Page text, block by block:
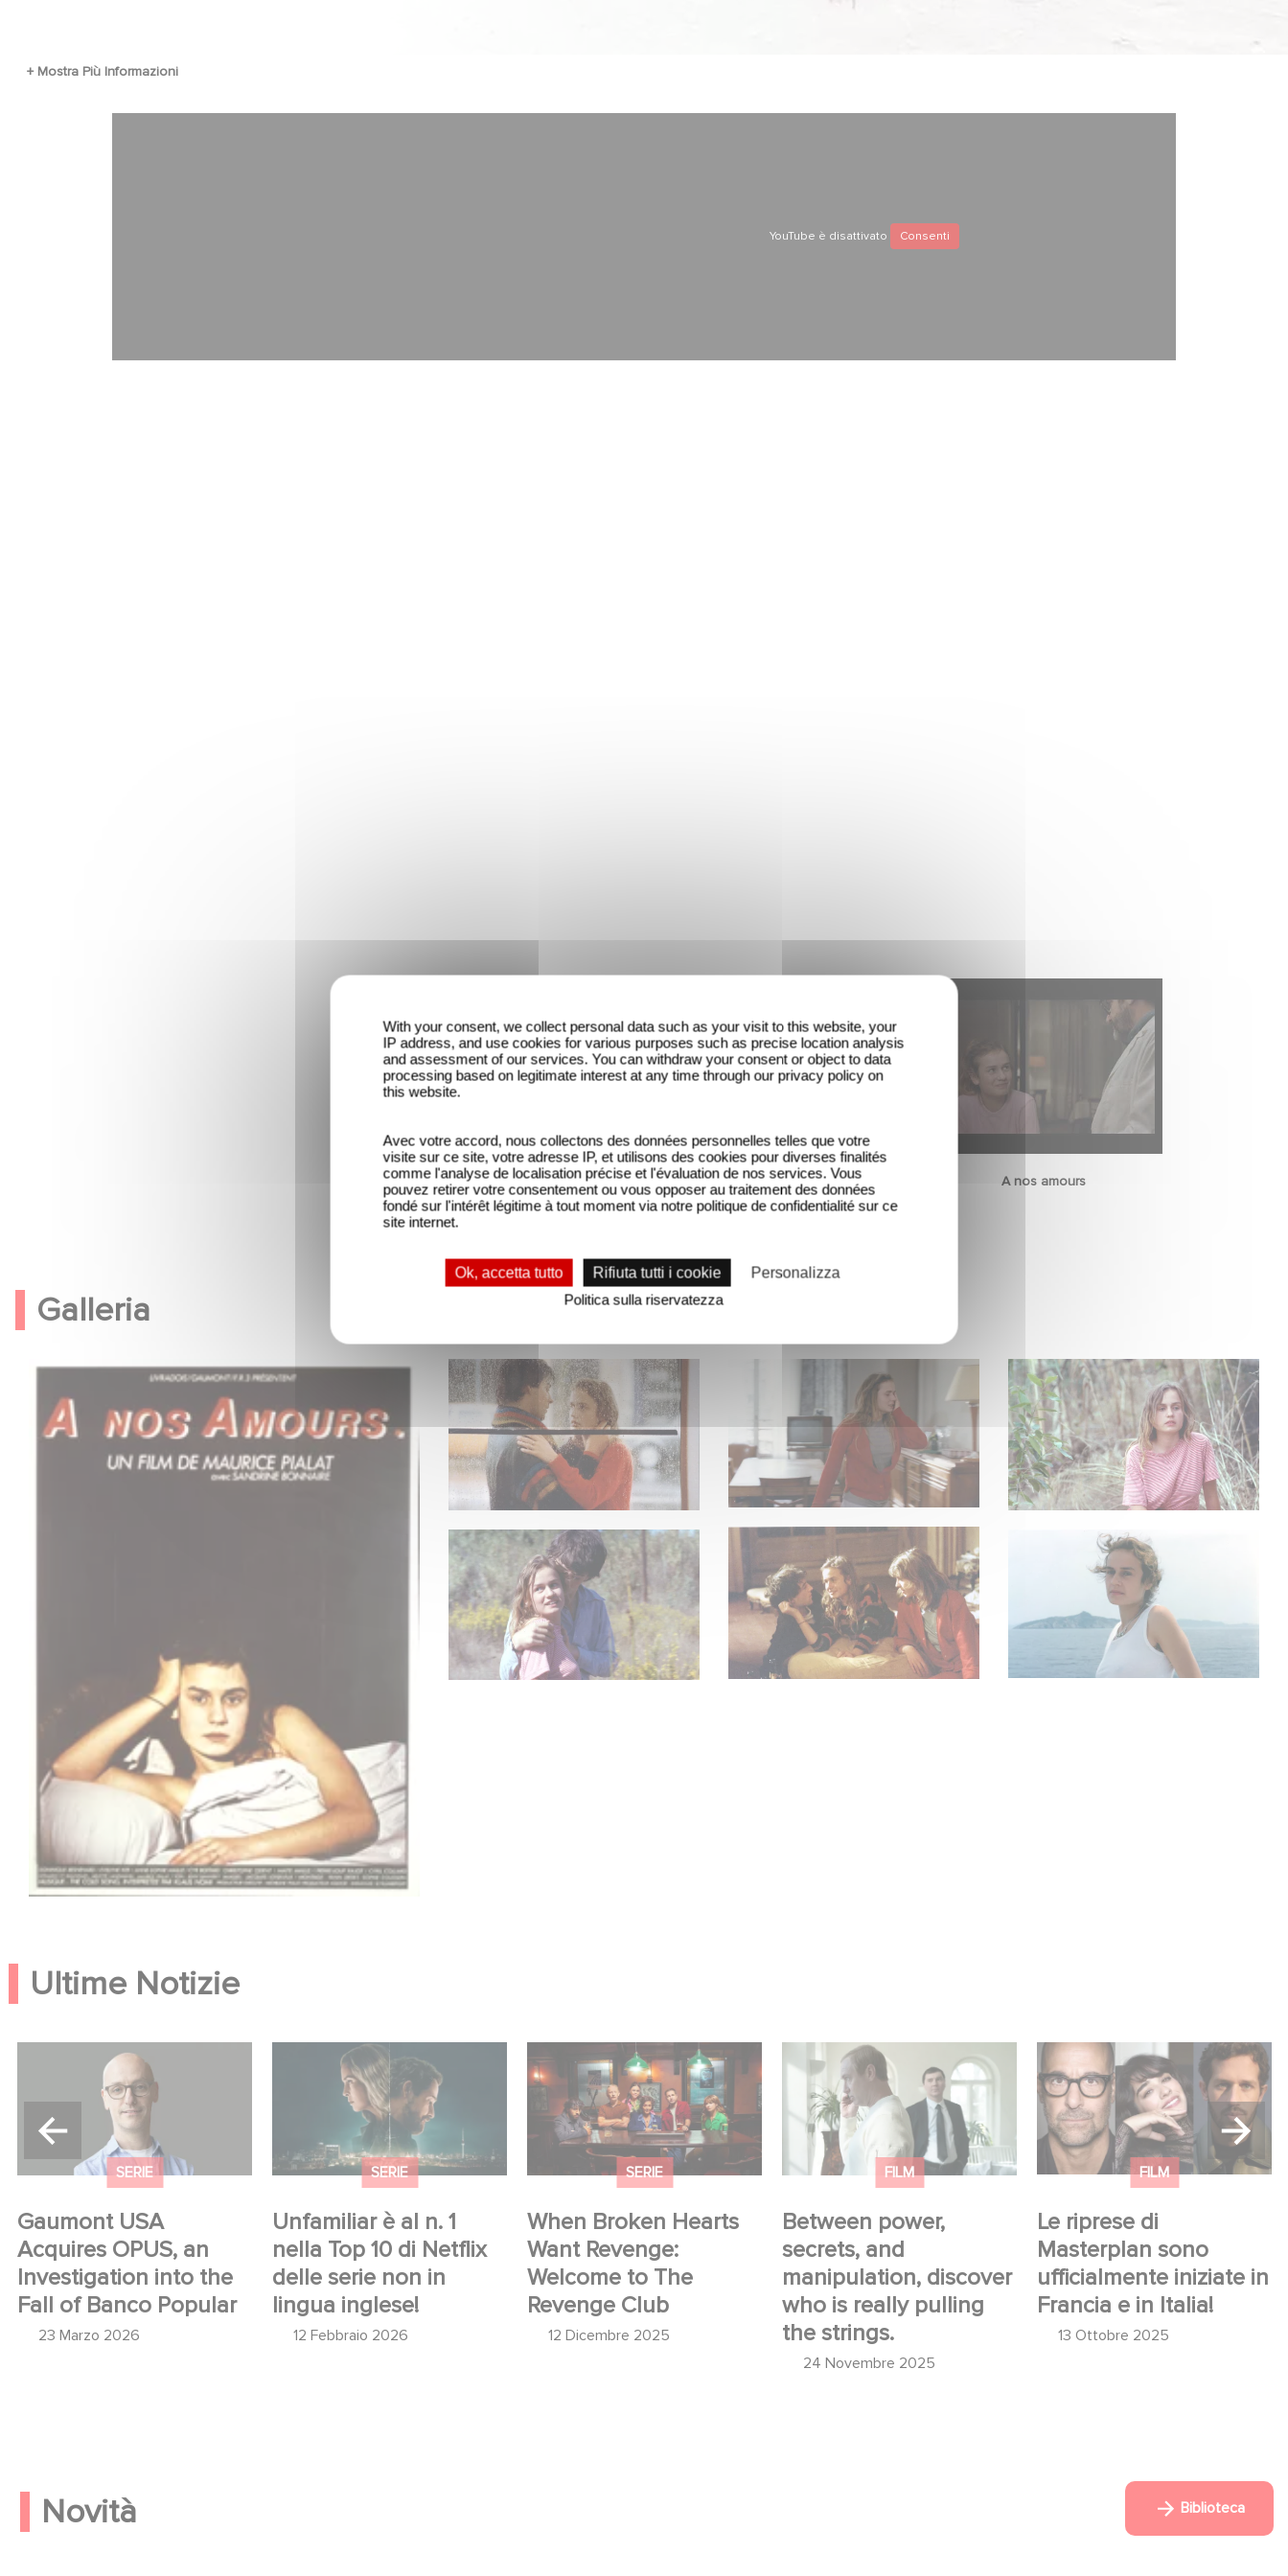
YouTube è disattivato Consenti
A nos amours
Galleria
Ultime Notizie
SERIE
Gaumont USA
Acquires OPUS, an
Investigation into the
Fall of Banco Popular
23 Marzo 2026
Gaumont USA Acquires
OPUS, an Investigation into
the Fall of Banco Popular
SERIE
Unfamiliar è al n. 1
nella Top 10 di Netflix
delle serie non in
lingua inglese!
12 Febbraio 2026
Unfamiliar è al n. 1 nella Top
10 di Netflix delle serie non
in lingua inglese!
SERIE
When Broken Hearts
Want Revenge:
Welcome to The
Revenge Club
12 Dicembre 2025
When Broken Hearts Want
Revenge: Welcome to The
Revenge Club
FILM
Between power,
secrets, and
manipulation, discover
who is really pulling
the strings.
24 Novembre 2025
Between power, secrets,
and manipulation, discover
who is really pulling the
strings.
FILM
Le riprese di
Masterplan sono
ufficialmente iniziate in
Francia e in Italia!
13 Ottobre 2025
Le riprese di Masterplan
sono ufficialmente iniziate
in Francia e in Italia!
Novità Biblioteca
With your consent, we collect personal data such as your visit to this website, your
IP address, and use cookies for various purposes such as precise location analysis
and assessment of our services. You can withdraw your consent or object to data
processing based on legitimate interest at any time through our privacy policy on
this website.
Avec votre accord, nous collectons des données personnelles telles que votre
visite sur ce site, votre adresse IP, et utilisons des cookies pour diverses finalités
comme l'analyse de localisation précise et l'évaluation de nos services. Vous
pouvez retirer votre consentement ou vous opposer au traitement des données
fondé sur l'intérêt légitime à tout moment via notre politique de confidentialité sur ce
site internet.
Ok, accetta tutto Rifiuta tutti i cookie
Personalizza
Politica sulla riservatezza